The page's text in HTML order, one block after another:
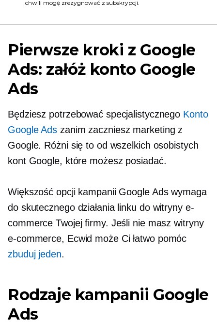
chwili mogę zrezygnować z subskrypcji.
Pierwsze kroki z Google
Ads: załóż konto Google
Ads
Będziesz potrzebować specjalistycznego Konto
Google Ads zanim zaczniesz marketing z
Google. Różni się to od wszelkich osobistych
kont Google, które możesz posiadać.
Większość opcji kampanii Google Ads wymaga
do skutecznego działania linku do witryny e-
commerce Twojej firmy. Jeśli nie masz witryny
e-commerce, Ecwid może Ci łatwo pomóc
zbuduj jeden.
Rodzaje kampanii Google
Ads